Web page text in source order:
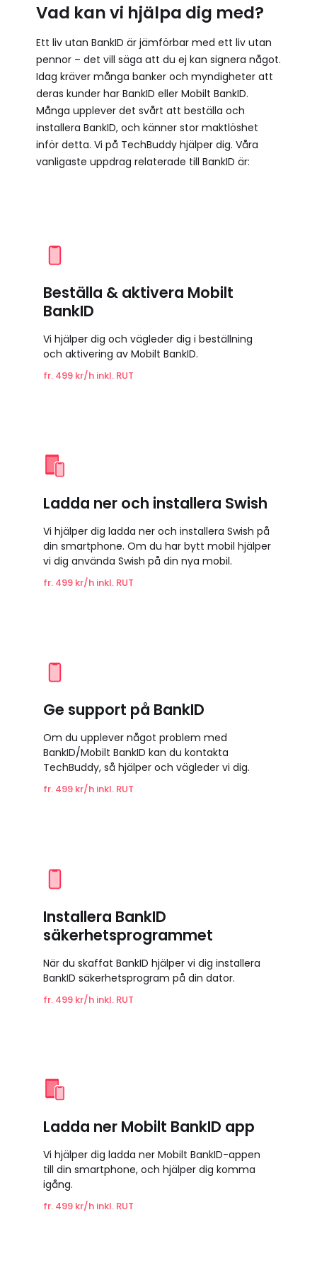
Vad kan vi hjälpa dig med?
Ett liv utan BankID är jämförbar med ett liv utan
pennor – det vill säga att du ej kan signera något.
Idag kräver många banker och myndigheter att
deras kunder har BankID eller Mobilt BankID.
Många upplever det svårt att beställa och
installera BankID, och känner stor maktlöshet
inför detta. Vi på TechBuddy hjälper dig. Våra
vanligaste uppdrag relaterade till BankID är:
Beställa & aktivera Mobilt
BankID
Vi hjälper dig och vägleder dig i beställning
och aktivering av Mobilt BankID.
fr. 499 kr/h inkl. RUT
Ladda ner och installera Swish
Vi hjälper dig ladda ner och installera Swish på
din smartphone. Om du har bytt mobil hjälper
vi dig använda Swish på din nya mobil.
fr. 499 kr/h inkl. RUT
Ge support på BankID
Om du upplever något problem med
BankID/Mobilt BankID kan du kontakta
TechBuddy, så hjälper och vägleder vi dig.
fr. 499 kr/h inkl. RUT
Installera BankID
säkerhetsprogrammet
När du skaffat BankID hjälper vi dig installera
BankID säkerhetsprogram på din dator.
fr. 499 kr/h inkl. RUT
Ladda ner Mobilt BankID app
Vi hjälper dig ladda ner Mobilt BankID-appen
till din smartphone, och hjälper dig komma
igång.
fr. 499 kr/h inkl. RUT